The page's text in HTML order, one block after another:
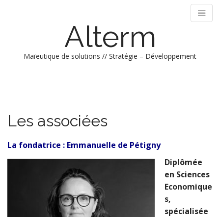
Alterm
Maïeutique de solutions // Stratégie – Développement
n
m
e
n
t
o
c
o
n
Les associées
La fondatrice : Emmanuelle de Pétigny
Diplômée
en Sciences
Economique
s,
spécialisée